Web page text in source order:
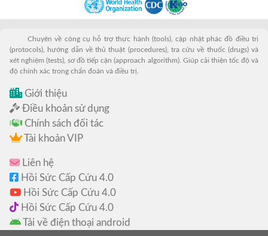
Chuyên về công cụ hỗ trợ thực hành (tools), cập nhật phác đồ điều trị
(protocols), hướng dẫn về thủ thuật (procedures), tra cứu về thuốc (drugs) và
xét nghiệm (tests), sơ đồ tiếp cận (approach algorithm). Giúp cải thiện tốc độ và
độ chính xác trong chẩn đoán và điều trị.
Giới thiệu
Điều khoản sử dụng
Chính sách đối tác
Tài khoản VIP
Liên hệ
Hồi Sức Cấp Cứu 4.0
Hồi Sức Cấp Cứu 4.0
Hồi Sức Cấp Cứu 4.0
Tải về điện thoại android